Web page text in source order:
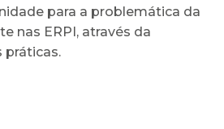
para a problemática da
nas ERPI, através da
práticas.